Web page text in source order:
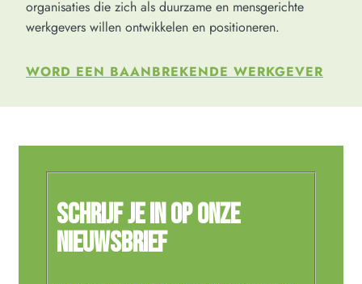
organisaties die zich als duurzame en mensgerichte
werkgevers willen ontwikkelen en positioneren.
WORD EEN BAANBREKENDE WERKGEVER